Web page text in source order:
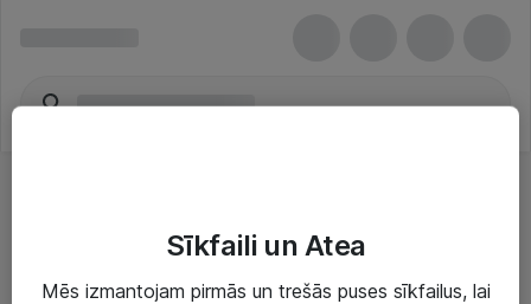
Sīkfaili un Atea
Mēs izmantojam pirmās un trešās puses sīkfailus, lai